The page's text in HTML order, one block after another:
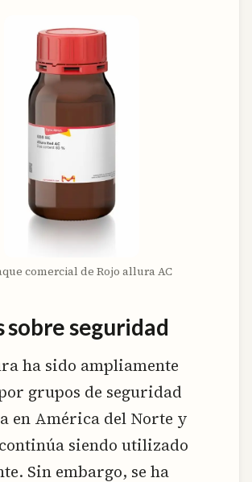
comercial de Rojo allura AC
sobre seguridad
ha sido ampliamente
grupos de seguridad
en América del Norte y
siendo utilizado
Sin embargo, se ha